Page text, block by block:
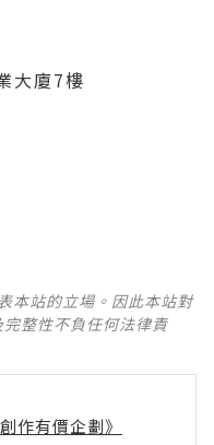
大廈7樓
本站的立場。因此本站對
整性不負任何法律責
作有價企劃》